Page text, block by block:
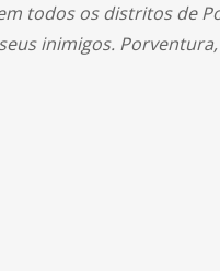
todos os distritos de
inimigos.